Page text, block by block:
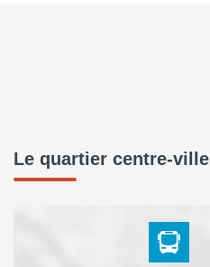
Le quartier centre-ville